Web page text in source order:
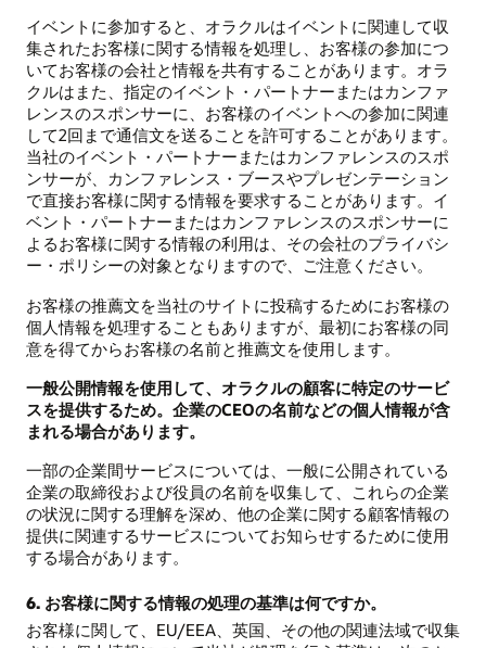
イベントに参加すると、オラクルはイベントに関連して収
集されたお客様に関する情報を処理し、お客様の参加につ
いてお客様の会社と情報を共有することがあります。オラ
クルはまた、指定のイベント・パートナーまたはカンファ
レンスのスポンサーに、お客様のイベントへの参加に関連
して2回まで通信文を送ることを許可することがあります。
当社のイベント・パートナーまたはカンファレンスのスポ
ンサーが、カンファレンス・ブースやプレゼンテーション
で直接お客様に関する情報を要求することがあります。イ
ベント・パートナーまたはカンファレンスのスポンサーに
よるお客様に関する情報の利用は、その会社のプライバシ
ー・ポリシーの対象となりますので、ご注意ください。
お客様の推薦文を当社のサイトに投稿するためにお客様の
個人情報を処理することもありますが、最初にお客様の同
意を得てからお客様の名前と推薦文を使用します。
一般公開情報を使用して、オラクルの顧客に特定のサービ
スを提供するため。企業のCEOの名前などの個人情報が含
まれる場合があります。
一部の企業間サービスについては、一般に公開されている
企業の取締役および役員の名前を収集して、これらの企業
の状況に関する理解を深め、他の企業に関する顧客情報の
提供に関連するサービスについてお知らせするために使用
する場合があります。
6. お客様に関する情報の処理の基準は何ですか。
お客様に関して、EU/EEA、英国、その他の関連法域で収集